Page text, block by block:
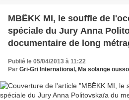
MBËKK MI, le souffle de
spéciale du Jury Anna
documentaire de long
International de films de
Val de Mar
Publié le 05/04/2013 à 11:22
Par Gri-Gri International, Ma solange oussou, Africa n1, Litterature, Cannes, CINEMA, EVENEMENTS, GALA, CONCERTS , FASHION SHOW ,Festival International,